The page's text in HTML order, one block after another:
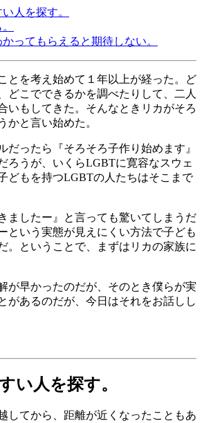
人を探す。
ってもらえると期待しない。
とを考え始めて１年以上が経った。ど
どこでできるかを調べたりして、二人
いもしてきた。そんなときリカがそろ
かと言い始めた。
だったら『そろそろ子作り始めます』
ろうが、いくらLGBTに寛容なスウェ
どもを持つLGBTの人たちはそこまで
ましたー』と言って も驚いてしまうだ
という実態が見えにくい方法で子ども
。ということで、まずはリカの家族に
が早かったのだが、そのとき僕らが実
があるのだが、今日はそれをお話しし
い人を探す。
してから、距離が近くなったこともあ